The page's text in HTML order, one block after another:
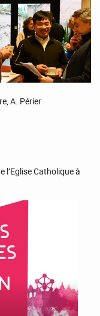
A. Périer
l’Eglise Catholique à